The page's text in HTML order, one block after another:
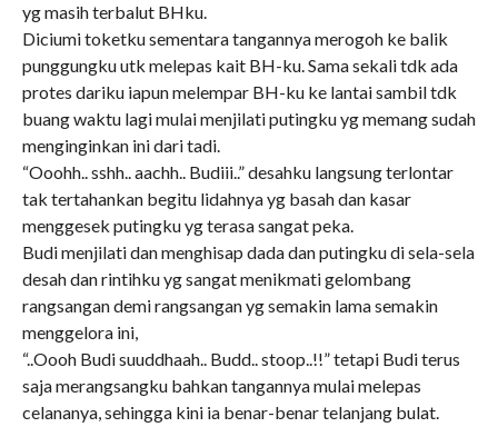
yg masih terbalut BHku.
Diciumi toketku sementara tangannya merogoh ke balik
punggungku utk melepas kait BH-ku. Sama sekali tdk ada
protes dariku iapun melempar BH-ku ke lantai sambil tdk
buang waktu lagi mulai menjilati putingku yg memang sudah
menginginkan ini dari tadi.
“Ooohh.. sshh.. aachh.. Budiii..” desahku langsung terlontar
tak tertahankan begitu lidahnya yg basah dan kasar
menggesek putingku yg terasa sangat peka.
Budi menjilati dan menghisap dada dan putingku di sela-sela
desah dan rintihku yg sangat menikmati gelombang
rangsangan demi rangsangan yg semakin lama semakin
menggelora ini,
“..Oooh Budi suuddhaah.. Budd.. stoop..!!” tetapi Budi terus
saja merangsangku bahkan tangannya mulai melepas
celananya, sehingga kini ia benar-benar telanjang bulat.